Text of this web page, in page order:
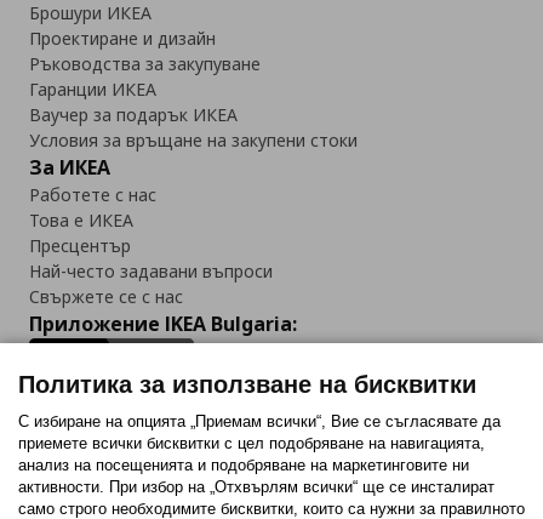
Брошури ИКЕА
Проектиране и дизайн
Ръководства за закупуване
Гаранции ИКЕА
Ваучер за подарък ИКЕА
Условия за връщане на закупени стоки
За ИКЕА
Работете с нас
Това е ИКЕА
Пресцентър
Най-често задавани въпроси
Свържете се с нас
Приложение IKEA Bulgaria:
Последвайте ни:
FacebookTwitterYoutubePinterestInstagram
Политика за използване на бисквитки
С избиране на опцията „Приемам всички“, Вие се съгласявате да
приемете всички бисквитки с цел подобряване на навигацията,
анализ на посещенията и подобряване на маркетинговите ни
активности. При избор на „Отхвърлям всички“ ще се инсталират
само строго необходимитe бисквитки, които са нужни за правилното